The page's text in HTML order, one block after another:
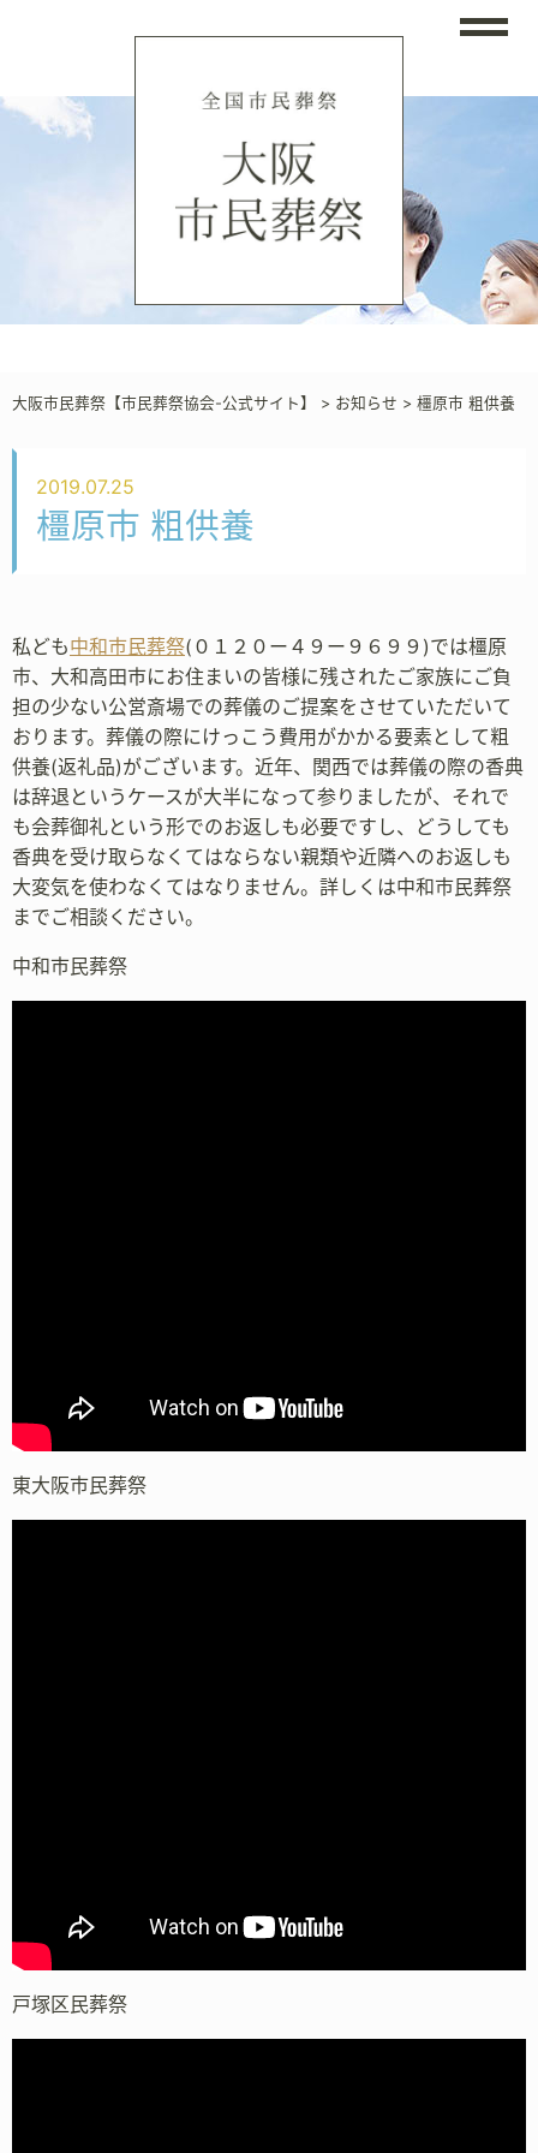
大阪市民葬祭【市民葬祭協会-公式サイト】 > お知らせ > 橿原市 粗供養
2019.07.25
橿原市 粗供養
私ども中和市民葬祭(０１２０ー４９ー９６９９)では橿原
市、大和高田市にお住まいの皆様に残されたご家族にご負
担の少ない公営斎場での葬儀のご提案をさせていただいて
おります。葬儀の際にけっこう費用がかかる要素として粗
供養(返礼品)がございます。近年、関西では葬儀の際の香典
は辞退というケースが大半になって参りましたが、それで
も会葬御礼という形でのお返しも必要ですし、どうしても
香典を受け取らなくてはならない親類や近隣へのお返しも
大変気を使わなくてはなりません。詳しくは中和市民葬祭
までご相談ください。
中和市民葬祭
東大阪市民葬祭
戸塚区民葬祭